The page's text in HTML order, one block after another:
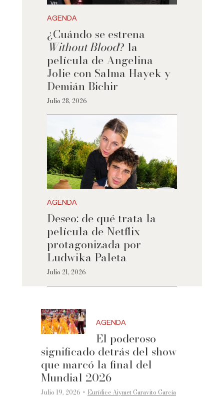
AGENDA
¿Cuándo se estrena
Without Blood? la
película de Angelina
Jolie con Salma Hayek y
Demián Bichir
Julio 28, 2026
AGENDA
Deseo: de qué trata la
película de Netflix
protagonizada por
Ludwika Paleta
Julio 21, 2026
AGENDA
El poderoso
significado detrás del show
que marcó la final del
Mundial 2026
Julio 19, 2026 ·Eurídice Aiymet Garavito García